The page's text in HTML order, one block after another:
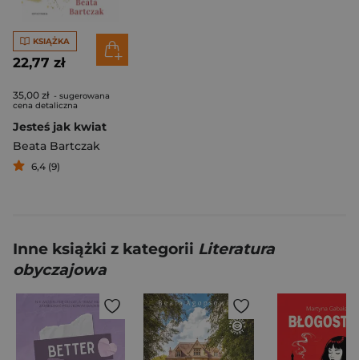
KSIĄŻKA
22,77 zł
35,00 zł - sugerowana
cena detaliczna
Jesteś jak kwiat
Beata Bartczak
6,4 (9)
Inne książki z kategorii Literatura
obyczajowa